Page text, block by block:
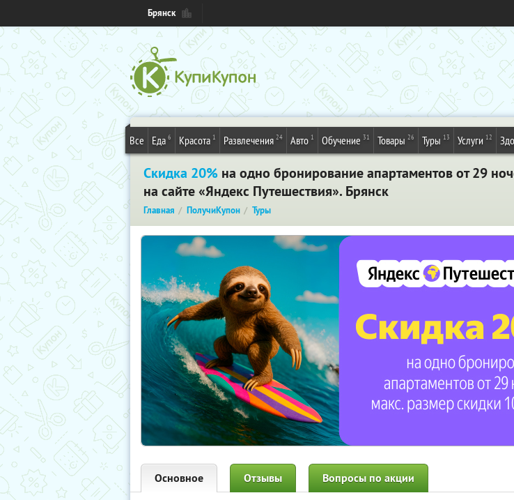
Брянск
Все Еда 6 Красота 1 Развлечения 24 Авто 1 Обучение 31 Товары 26 Туры 13 Услуги 12
Скидка 20% на одно бронирование апартаментов от 29
на сайте «Яндекс Путешествия». Брянск
Главная ПолучиКупон Туры
Основное Отзывы Вопросы по акции